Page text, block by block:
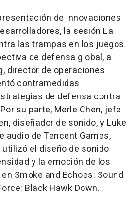
de innovaciones
la sesión La
las trampas en los juegos
de defensa global, a
director de operaciones
contramedidas
de defensa contra
su parte, Merle Chen, jefe
, diseñador de sonido, y Luke
audio de Tencent Games,
el diseño de sonido
y la emoción de los
Smoke and Echoes: Sound
: Black Hawk Down.